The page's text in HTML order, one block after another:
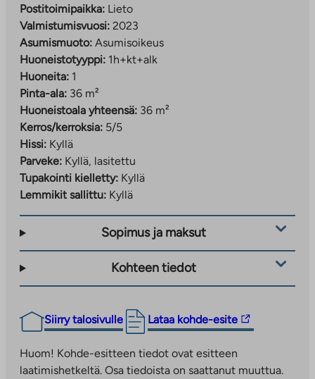
Postitoimipaikka: Lieto
Valmistumisvuosi: 2023
Asumismuoto: Asumisoikeus
Huoneistotyyppi: 1h+kt+alk
Huoneita: 1
Pinta-ala: 36 m²
Huoneistoala yhteensä: 36 m²
Kerros/kerroksia: 5/5
Hissi: Kyllä
Parveke: Kyllä, lasitettu
Tupakointi kielletty: Kyllä
Lemmikit sallittu: Kyllä
Sopimus ja maksut
Kohteen tiedot
Siirry talosivulle Lataa kohde-esite
Linkki
ulkopuoliseen
palveluun.
Huom! Kohde-esitteen tiedot ovat esitteen
laatimishetkeltä. Osa tiedoista on saattanut muuttua.